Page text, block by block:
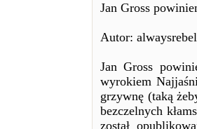
Jan Gross
Autor:
Jan Gross
wyrokiem
grzywnę (taką
bezczelnych
został